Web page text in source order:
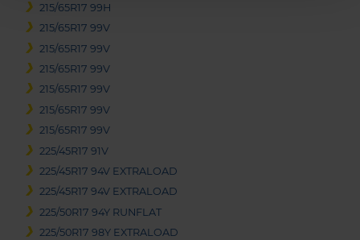
215/65R17 99H
215/65R17 99V
215/65R17 99V
215/65R17 99V
215/65R17 99V
215/65R17 99V
215/65R17 99V
225/45R17 91V
225/45R17 94V EXTRALOAD
225/45R17 94V EXTRALOAD
225/50R17 94Y RUNFLAT
225/50R17 98Y EXTRALOAD